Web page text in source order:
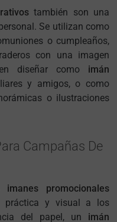
también son una
Se utilizan como
o cumpleaños,
con una imagen
diseñar como imán
y amigos, o como
o ilustraciones
Campañas De
imanes promocionales
práctica y visual a los
del papel, un imán